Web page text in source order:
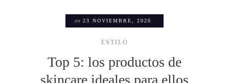
on 23 NOVIEMBRE, 2020
ESTILO
Top 5: los productos de
skincare ideales para ellos